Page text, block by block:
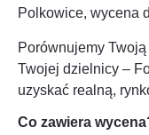
Polkowice, wycena
Porównujemy
Twojej dzielnicy –
uzyskać realną,
Co zawiera